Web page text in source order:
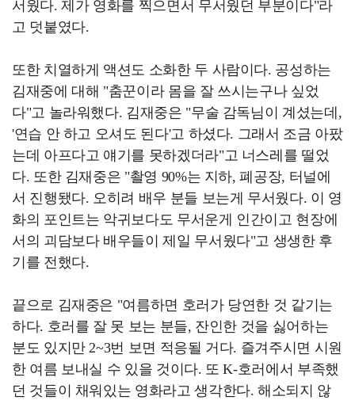
서웠다. 제가 영화를 찍으면서 무서웠던 부분이다"라
고 덧붙였다.
또한 치열하게 액션도 소화한 두 사람이다. 공성하는
김재중에 대해 "춤꾼이라 몸을 잘 쓰시는구나 싶었
다"고 놀라워했다. 김재중은 "무술 감독님이 계셨는데,
'연습 안 하고 오셔도 된다'고 하셨다. 그래서 조금 아팠
는데 아프다고 얘기를 못하겠더라"고 너스레를 떨었
다. 또한 김재중은 "촬영 90%는 지하, 폐공장, 터널에
서 진행됐다. 오히려 배우 분들 보는게 무서웠다. 이 영
화의 포인트는 악귀보다도 무서운게 인간이고 현장에
서의 괴담보다 배우들이 제일 무서웠다"고 생생한 후
기를 전했다.
끝으로 김재중은 "여름하면 호러가 당연한 것 같기는
하다. 호러를 잘 못 보는 분들, 잔인한 것을 싫어하는
분도 있지만 2~3번 보면 적응될 거다. 즐겨주시면 시원
한 여름 보내실 수 있을 것이다. 또 K-호러에서 부족했
던 것들이 채워있는 영화라고 생각한다. 해소되지 않